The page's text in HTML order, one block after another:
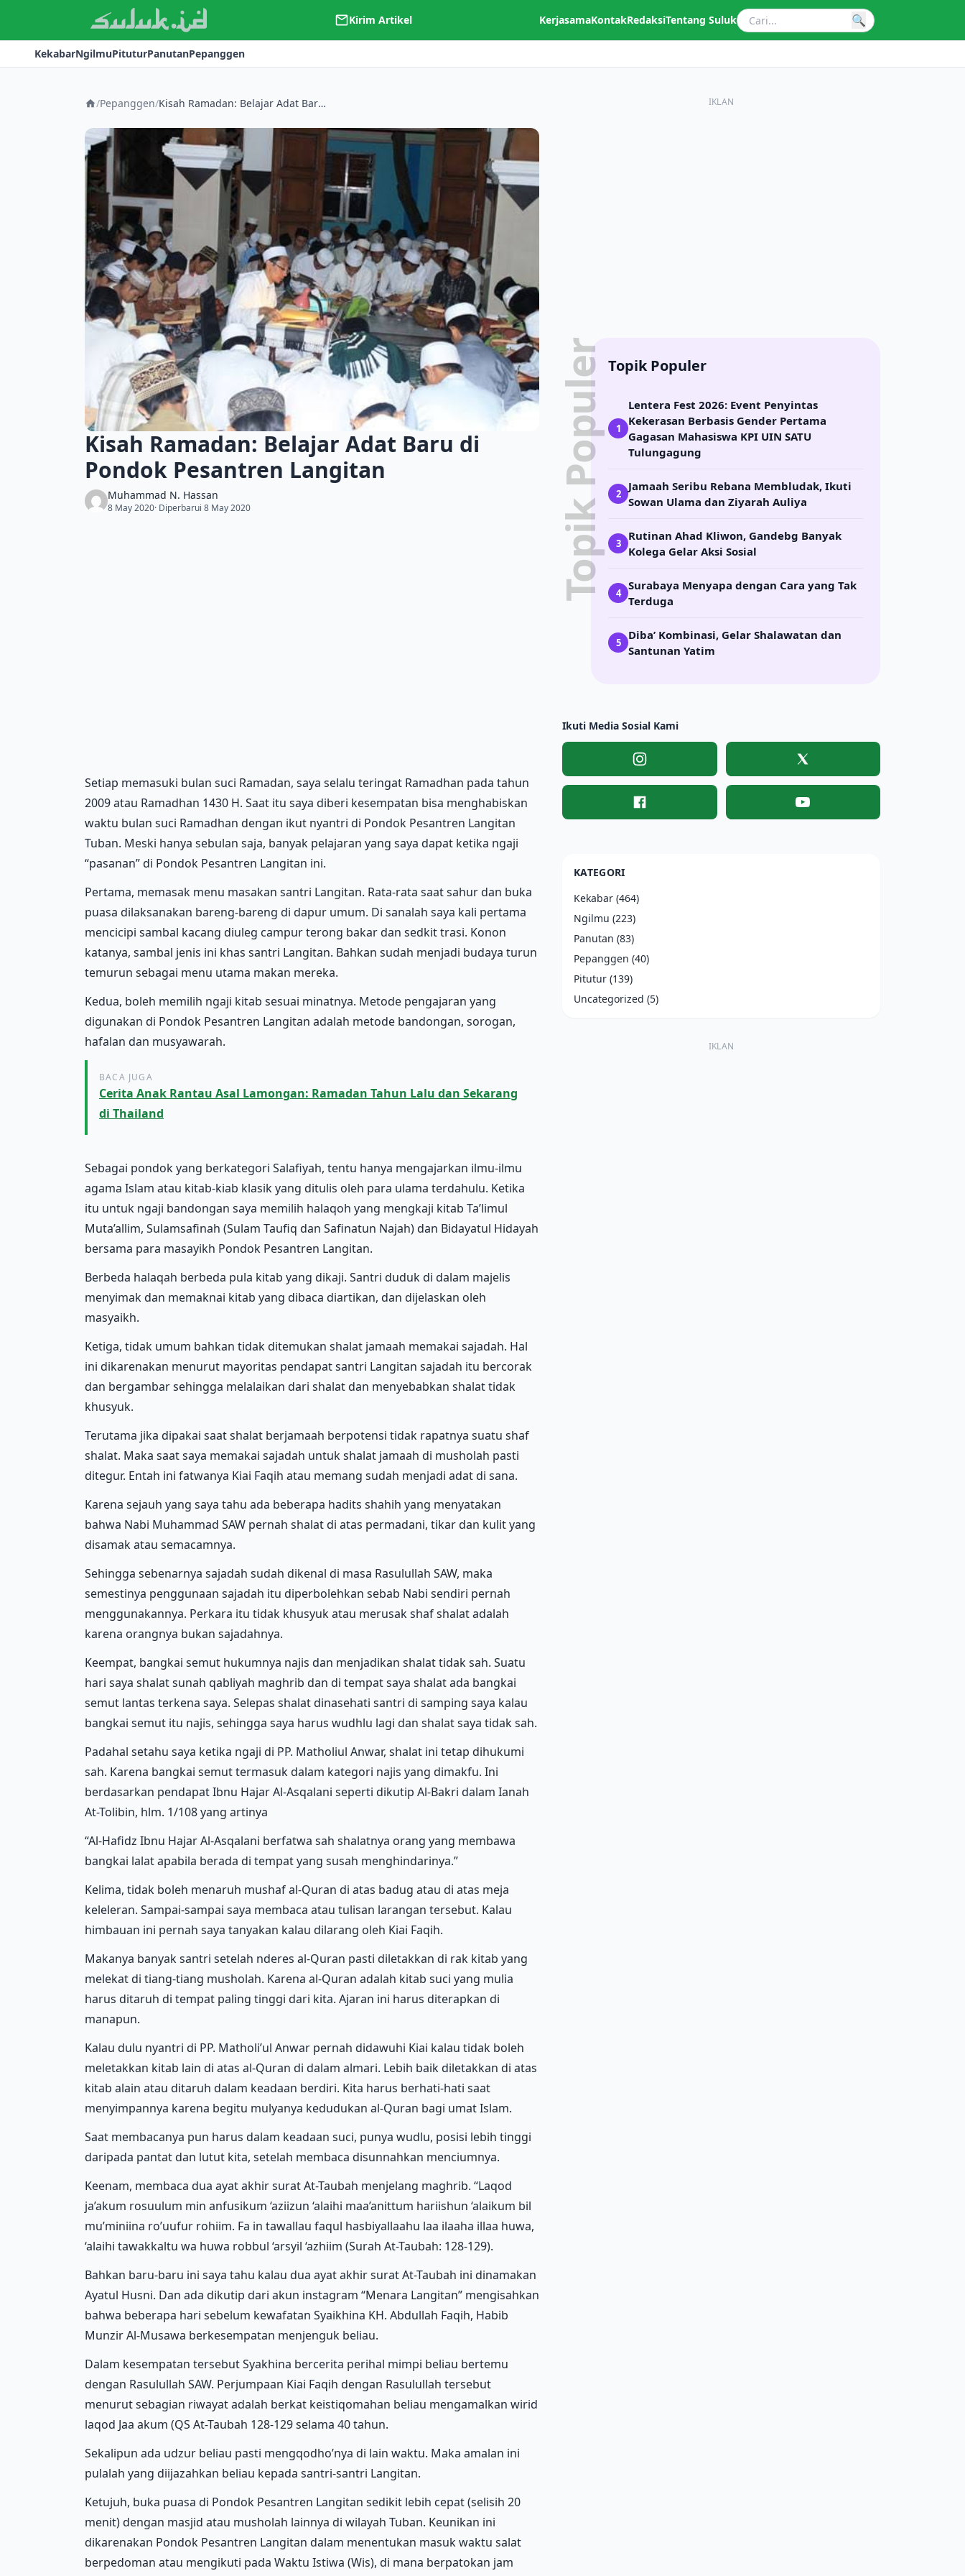
Kirim Artikel KerjasamaKontakRedaksiTentang Suluk 🔍
KekabarNgilmuPituturPanutanPepanggen
/Pepanggen/ Kisah Ramadan: Belajar Adat Baru di Pondok Pesantren Langitan
Kisah Ramadan: Belajar Adat Baru di
Pondok Pesantren Langitan
Muhammad N. Hassan
8 May 2020· Diperbarui 8 May 2020
Setiap memasuki bulan suci Ramadan, saya selalu teringat Ramadhan pada tahun
2009 atau Ramadhan 1430 H. Saat itu saya diberi kesempatan bisa menghabiskan
waktu bulan suci Ramadhan dengan ikut nyantri di Pondok Pesantren Langitan
Tuban. Meski hanya sebulan saja, banyak pelajaran yang saya dapat ketika ngaji
“pasanan” di Pondok Pesantren Langitan ini.
Pertama, memasak menu masakan santri Langitan. Rata-rata saat sahur dan buka
puasa dilaksanakan bareng-bareng di dapur umum. Di sanalah saya kali pertama
mencicipi sambal kacang diuleg campur terong bakar dan sedkit trasi. Konon
katanya, sambal jenis ini khas santri Langitan. Bahkan sudah menjadi budaya turun
temurun sebagai menu utama makan mereka.
Kedua, boleh memilih ngaji kitab sesuai minatnya. Metode pengajaran yang
digunakan di Pondok Pesantren Langitan adalah metode bandongan, sorogan,
hafalan dan musyawarah.
BACA JUGA
Cerita Anak Rantau Asal Lamongan: Ramadan Tahun Lalu dan Sekarang
di Thailand
Sebagai pondok yang berkategori Salafiyah, tentu hanya mengajarkan ilmu-ilmu
agama Islam atau kitab-kiab klasik yang ditulis oleh para ulama terdahulu. Ketika
itu untuk ngaji bandongan saya memilih halaqoh yang mengkaji kitab Ta’limul
Muta’allim, Sulamsafinah (Sulam Taufiq dan Safinatun Najah) dan Bidayatul Hidayah
bersama para masayikh Pondok Pesantren Langitan.
Berbeda halaqah berbeda pula kitab yang dikaji. Santri duduk di dalam majelis
menyimak dan memaknai kitab yang dibaca diartikan, dan dijelaskan oleh
masyaikh.
Ketiga, tidak umum bahkan tidak ditemukan shalat jamaah memakai sajadah. Hal
ini dikarenakan menurut mayoritas pendapat santri Langitan sajadah itu bercorak
dan bergambar sehingga melalaikan dari shalat dan menyebabkan shalat tidak
khusyuk.
Terutama jika dipakai saat shalat berjamaah berpotensi tidak rapatnya suatu shaf
shalat. Maka saat saya memakai sajadah untuk shalat jamaah di musholah pasti
ditegur. Entah ini fatwanya Kiai Faqih atau memang sudah menjadi adat di sana.
Karena sejauh yang saya tahu ada beberapa hadits shahih yang menyatakan
bahwa Nabi Muhammad SAW pernah shalat di atas permadani, tikar dan kulit yang
disamak atau semacamnya.
Sehingga sebenarnya sajadah sudah dikenal di masa Rasulullah SAW, maka
semestinya penggunaan sajadah itu diperbolehkan sebab Nabi sendiri pernah
menggunakannya. Perkara itu tidak khusyuk atau merusak shaf shalat adalah
karena orangnya bukan sajadahnya.
Keempat, bangkai semut hukumnya najis dan menjadikan shalat tidak sah. Suatu
hari saya shalat sunah qabliyah maghrib dan di tempat saya shalat ada bangkai
semut lantas terkena saya. Selepas shalat dinasehati santri di samping saya kalau
bangkai semut itu najis, sehingga saya harus wudhlu lagi dan shalat saya tidak sah.
Padahal setahu saya ketika ngaji di PP. Matholiul Anwar, shalat ini tetap dihukumi
sah. Karena bangkai semut termasuk dalam kategori najis yang dimakfu. Ini
berdasarkan pendapat Ibnu Hajar Al-Asqalani seperti dikutip Al-Bakri dalam Ianah
At-Tolibin, hlm. 1/108 yang artinya
“Al-Hafidz Ibnu Hajar Al-Asqalani berfatwa sah shalatnya orang yang membawa
bangkai lalat apabila berada di tempat yang susah menghindarinya.”
Kelima, tidak boleh menaruh mushaf al-Quran di atas badug atau di atas meja
keleleran. Sampai-sampai saya membaca atau tulisan larangan tersebut. Kalau
himbauan ini pernah saya tanyakan kalau dilarang oleh Kiai Faqih.
Makanya banyak santri setelah nderes al-Quran pasti diletakkan di rak kitab yang
melekat di tiang-tiang musholah. Karena al-Quran adalah kitab suci yang mulia
harus ditaruh di tempat paling tinggi dari kita. Ajaran ini harus diterapkan di
manapun.
Kalau dulu nyantri di PP. Matholi’ul Anwar pernah didawuhi Kiai kalau tidak boleh
meletakkan kitab lain di atas al-Quran di dalam almari. Lebih baik diletakkan di atas
kitab alain atau ditaruh dalam keadaan berdiri. Kita harus berhati-hati saat
menyimpannya karena begitu mulyanya kedudukan al-Quran bagi umat Islam.
Saat membacanya pun harus dalam keadaan suci, punya wudlu, posisi lebih tinggi
daripada pantat dan lutut kita, setelah membaca disunnahkan menciumnya.
Keenam, membaca dua ayat akhir surat At-Taubah menjelang maghrib. “Laqod
ja’akum rosuulum min anfusikum ‘aziizun ‘alaihi maa’anittum hariishun ‘alaikum bil
mu’miniina ro’uufur rohiim. Fa in tawallau faqul hasbiyallaahu laa ilaaha illaa huwa,
‘alaihi tawakkaltu wa huwa robbul ‘arsyil ‘azhiim (Surah At-Taubah: 128-129).
Bahkan baru-baru ini saya tahu kalau dua ayat akhir surat At-Taubah ini dinamakan
Ayatul Husni. Dan ada dikutip dari akun instagram “Menara Langitan” mengisahkan
bahwa beberapa hari sebelum kewafatan Syaikhina KH. Abdullah Faqih, Habib
Munzir Al-Musawa berkesempatan menjenguk beliau.
Dalam kesempatan tersebut Syakhina bercerita perihal mimpi beliau bertemu
dengan Rasulullah SAW. Perjumpaan Kiai Faqih dengan Rasulullah tersebut
menurut sebagian riwayat adalah berkat keistiqomahan beliau mengamalkan wirid
laqod Jaa akum (QS At-Taubah 128-129 selama 40 tahun.
Sekalipun ada udzur beliau pasti mengqodho’nya di lain waktu. Maka amalan ini
pulalah yang diijazahkan beliau kepada santri-santri Langitan.
Ketujuh, buka puasa di Pondok Pesantren Langitan sedikit lebih cepat (selisih 20
menit) dengan masjid atau musholah lainnya di wilayah Tuban. Keunikan ini
dikarenakan Pondok Pesantren Langitan dalam menentukan masuk waktu salat
berpedoman atau mengikuti pada Waktu Istiwa (Wis), di mana berpatokan jam
IKLAN
Topik PopulerTopik Populer
1
Lentera Fest 2026: Event Penyintas
Kekerasan Berbasis Gender Pertama
Gagasan Mahasiswa KPI UIN SATU
Tulungagung
2
Jamaah Seribu Rebana Membludak, Ikuti
Sowan Ulama dan Ziyarah Auliya
3
Rutinan Ahad Kliwon, Gandebg Banyak
Kolega Gelar Aksi Sosial
4
Surabaya Menyapa dengan Cara yang Tak
Terduga
5
Diba’ Kombinasi, Gelar Shalawatan dan
Santunan Yatim
Ikuti Media Sosial Kami
Instagram X
Facebook YouTube
KATEGORI
Kekabar (464)
Ngilmu (223)
Panutan (83)
Pepanggen (40)
Pitutur (139)
Uncategorized (5)
IKLAN